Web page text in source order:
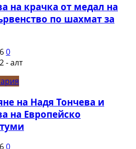
на крачка от медал на
по шахмат за
0
на Надя Тончева и
на Европейско
0